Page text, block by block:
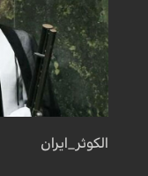
الكوثر_ايران